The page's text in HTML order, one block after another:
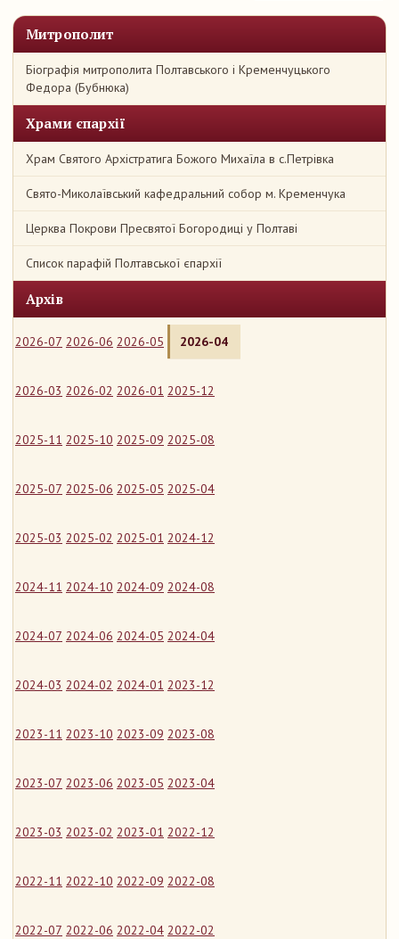
Митрополит
Біографія митрополита Полтавського і Кременчуцького
Федора (Бубнюка)
Храми єпархії
Храм Святого Архістратига Божого Михаїла в с.Петрівка
Свято-Миколаївський кафедральний собор м. Кременчука
Церква Покрови Пресвятої Богородиці у Полтаві
Список парафій Полтавської єпархії
Архів
2026-07 2026-06 2026-05 2026-04
2026-03 2026-02 2026-01 2025-12
2025-11 2025-10 2025-09 2025-08
2025-07 2025-06 2025-05 2025-04
2025-03 2025-02 2025-01 2024-12
2024-11 2024-10 2024-09 2024-08
2024-07 2024-06 2024-05 2024-04
2024-03 2024-02 2024-01 2023-12
2023-11 2023-10 2023-09 2023-08
2023-07 2023-06 2023-05 2023-04
2023-03 2023-02 2023-01 2022-12
2022-11 2022-10 2022-09 2022-08
2022-07 2022-06 2022-04 2022-02